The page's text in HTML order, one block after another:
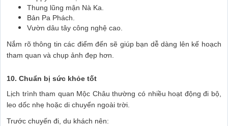
Thung lũng mận Nà Ka.
Bản Pa Phách.
Vườn dâu tây công nghệ cao.
Nắm rõ thông tin các điểm đến sẽ giúp bạn dễ dàng lên kế hoạch
tham quan và chụp ảnh đẹp hơn.
10. Chuẩn bị sức khỏe tốt
Lịch trình tham quan Mộc Châu thường có nhiều hoạt động đi bộ,
leo dốc nhẹ hoặc di chuyển ngoài trời.
Trước chuyến đi, du khách nên: